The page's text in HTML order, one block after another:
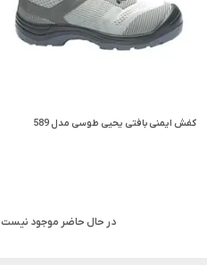
کفش ایمنی بافتی یحیی طوسی مدل 589
در حال حاضر موجود نیست